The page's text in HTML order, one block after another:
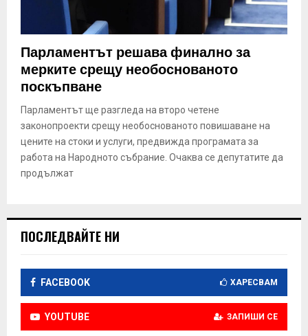
N
U
Парламентът решава финално за
мерките срещу необоснованото
поскъпване
Парламентът ще разгледа на второ четене
законопроекти срещу необоснованото повишаване на
цените на стоки и услуги, предвижда програмата за
работа на Народното събрание. Очаква се депутатите да
продължат
ПОСЛЕДВАЙТЕ НИ
FACEBOOK ХАРЕСВАМ
YOUTUBE ЗАПИШИ СЕ